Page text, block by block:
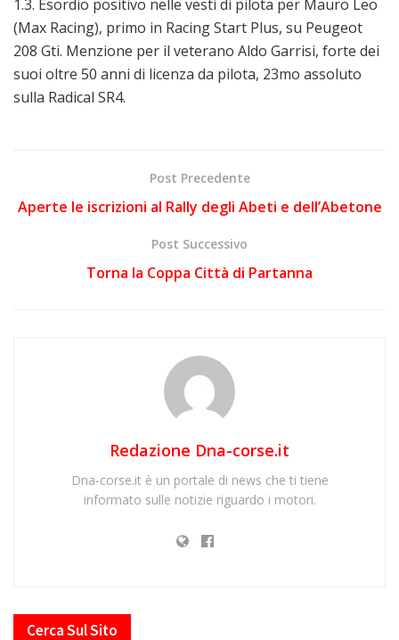
1.3. Esordio positivo nelle vesti di pilota per Mauro Leo
(Max Racing), primo in Racing Start Plus, su Peugeot
208 Gti. Menzione per il veterano Aldo Garrisi, forte dei
suoi oltre 50 anni di licenza da pilota, 23mo assoluto
sulla Radical SR4.
Post Precedente
Aperte le iscrizioni al Rally degli Abeti e dell’Abetone
Post Successivo
Torna la Coppa Città di Partanna
Redazione Dna-corse.it
Dna-corse.it è un portale di news che ti tiene
informato sulle notizie riguardo i motori.
Cerca Sul Sito